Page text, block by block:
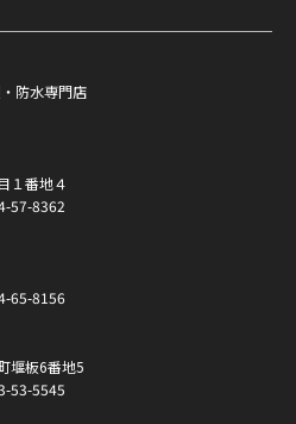
防水専門店
１番地４
57-8362
65-8156
堰板6番地5
53-5545